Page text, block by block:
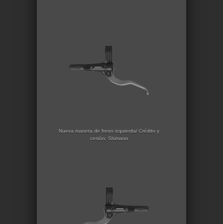
Nueva maneta de freno izquierda/ Crédito y
cesión: Shimano